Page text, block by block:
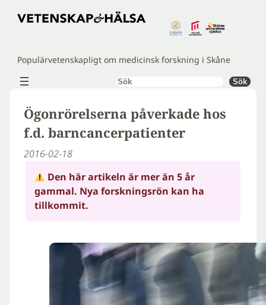
Hoppa
Populärvetenskapligt om medicinsk forskning i Skåne
Sök Sök
Ögonrörelserna påverkade hos
f.d. barncancerpatienter
2016-02-18
Den här artikeln är mer än 5 år
gammal. Nya forskningsrön kan ha
tillkommit.